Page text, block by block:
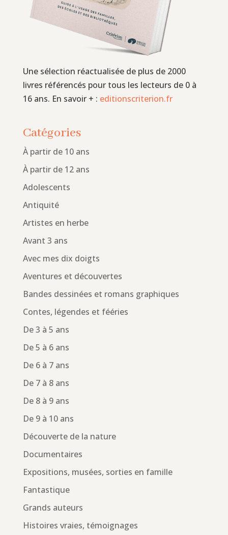
Une sélection réactualisée de plus de 2000
livres référencés pour tous les lecteurs de 0 à
16 ans. En savoir + : editionscriterion.fr
Catégories
À partir de 10 ans
À partir de 12 ans
Adolescents
Antiquité
Artistes en herbe
Avant 3 ans
Avec mes dix doigts
Aventures et découvertes
Bandes dessinées et romans graphiques
Contes, légendes et fééries
De 3 à 5 ans
De 5 à 6 ans
De 6 à 7 ans
De 7 à 8 ans
De 8 à 9 ans
De 9 à 10 ans
Découverte de la nature
Documentaires
Expositions, musées, sorties en famille
Fantastique
Grands auteurs
Histoires vraies, témoignages